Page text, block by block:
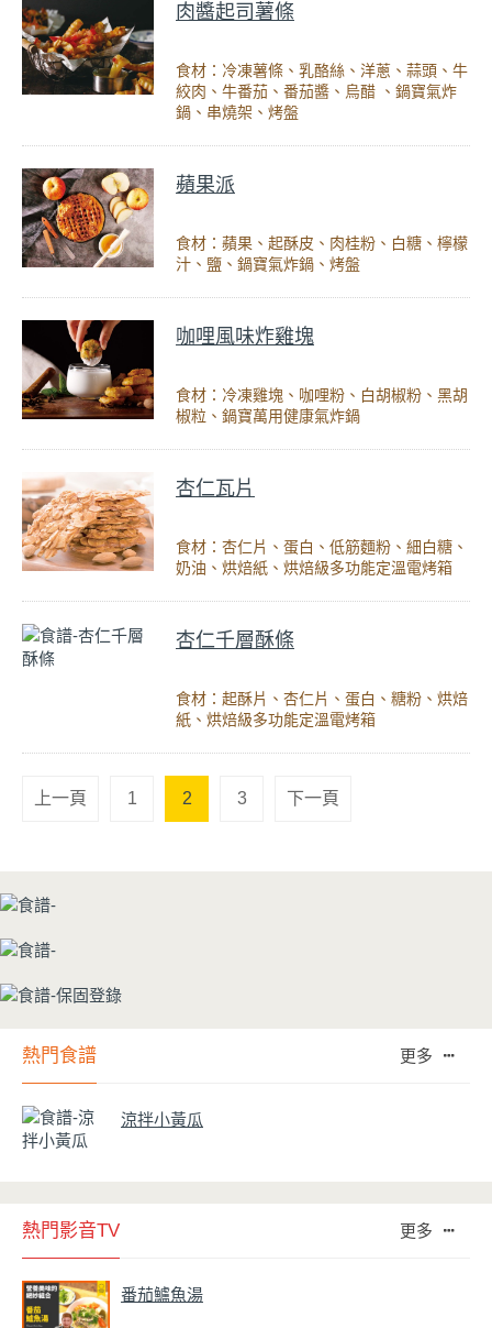
肉醬起司薯條
食材：冷凍薯條、乳酪絲、洋蔥、蒜頭、牛
絞肉、牛番茄、番茄醬、烏醋 、鍋寶氣炸
鍋、串燒架、烤盤
蘋果派
食材：蘋果、起酥皮、肉桂粉、白糖、檸檬
汁、鹽、鍋寶氣炸鍋、烤盤
咖哩風味炸雞塊
食材：冷凍雞塊、咖哩粉、白胡椒粉、黑胡
椒粒、鍋寶萬用健康氣炸鍋
杏仁瓦片
食材：杏仁片、蛋白、低筋麵粉、細白糖、
奶油、烘焙紙、烘焙級多功能定溫電烤箱
杏仁千層酥條
食材：起酥片、杏仁片、蛋白、糖粉、烘焙
紙、烘焙級多功能定溫電烤箱
上一頁 1 2 3 下一頁
熱門食譜 更多
涼拌小黃瓜
熱門影音TV 更多
番茄鱸魚湯